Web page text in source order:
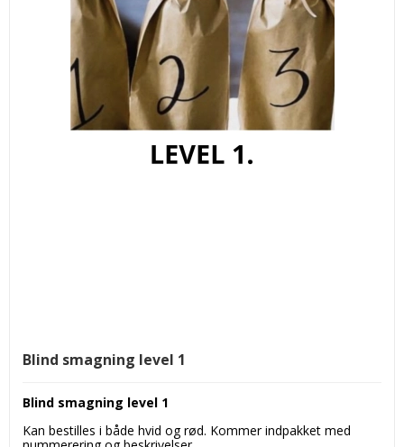
Blind smagning level 1
Blind smagning level 1
Kan bestilles i både hvid og rød. Kommer indpakket med